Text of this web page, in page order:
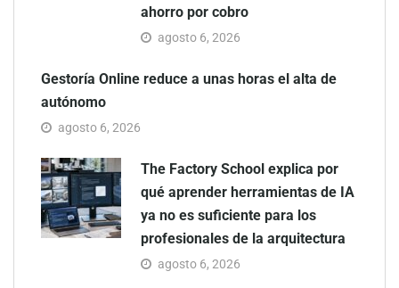
ahorro por cobro
agosto 6, 2026
Gestoría Online reduce a unas horas el alta de
autónomo
agosto 6, 2026
The Factory School explica por
qué aprender herramientas de IA
ya no es suficiente para los
profesionales de la arquitectura
agosto 6, 2026